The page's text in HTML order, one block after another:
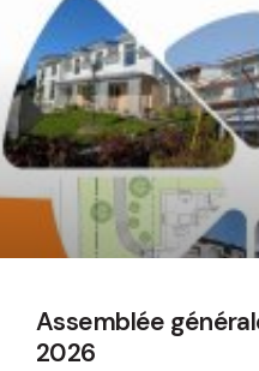
Assemblée
2026